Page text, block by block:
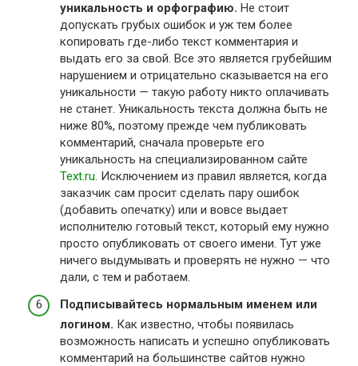
уникальность и орфографию. Не стоит
допускать грубых ошибок и уж тем более
копировать где-либо текст комментария и
выдать его за свой. Все это является грубейшим
нарушением и отрицательно сказывается на его
уникальности — такую работу никто оплачивать
не станет. Уникальность текста должна быть не
ниже 80%, поэтому прежде чем публиковать
комментарий, сначала проверьте его
уникальность на специализированном сайте
Text.ru. Исключением из правил является, когда
заказчик сам просит сделать пару ошибок
(добавить опечатку) или и вовсе выдает
исполнителю готовый текст, который ему нужно
просто опубликовать от своего имени. Тут уже
ничего выдумывать и проверять не нужно — что
дали, с тем и работаем.
Подписывайтесь нормальным именем или
логином. Как известно, чтобы появилась
возможность написать и успешно опубликовать
комментарий на большинстве сайтов нужно